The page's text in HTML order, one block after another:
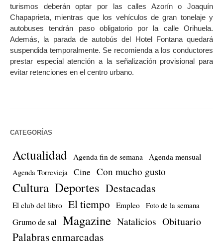
turismos deberán optar por las calles Azorín o Joaquín
Chapaprieta, mientras que los vehículos de gran tonelaje y
autobuses tendrán paso obligatorio por la calle Orihuela.
Además, la parada de autobús del Hotel Fontana quedará
suspendida temporalmente. Se recomienda a los conductores
prestar especial atención a la señalización provisional para
evitar retenciones en el centro urbano.
CATEGORÍAS
Actualidad Agenda fin de semana Agenda mensual
Agenda Torrevieja Cine Con mucho gusto
Cultura Deportes Destacadas
El club del libro El tiempo Empleo Foto de la semana
Grumo de sal Magazine Natalicios Obituario
Palabras enmarcadas